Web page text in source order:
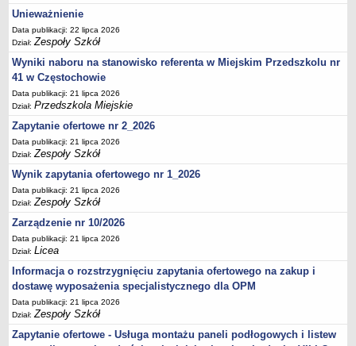
OCHRONA DANYCH OSOBOWYCH
Unieważnienie
Data publikacji: 22 lipca 2026
Dział:Zespoły Szkół
Wyniki naboru na stanowisko referenta w Miejskim Przedszkolu nr
41 w Częstochowie
Data publikacji: 21 lipca 2026
Dział:Przedszkola Miejskie
Zapytanie ofertowe nr 2_2026
Data publikacji: 21 lipca 2026
Dział:Zespoły Szkół
Wynik zapytania ofertowego nr 1_2026
Data publikacji: 21 lipca 2026
Dział:Zespoły Szkół
Zarządzenie nr 10/2026
Data publikacji: 21 lipca 2026
Dział:Licea
Informacja o rozstrzygnięciu zapytania ofertowego na zakup i
dostawę wyposażenia specjalistycznego dla OPM
Data publikacji: 21 lipca 2026
Dział:Zespoły Szkół
Zapytanie ofertowe - Usługa montażu paneli podłogowych i listew